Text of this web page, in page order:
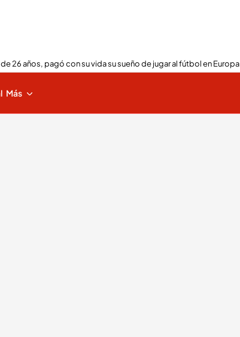
26 años, pagó con su vida su sueño de jugar al fútbol en Europa
Más